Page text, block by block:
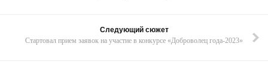
Следующий сюжет
Стартовал прием заявок на участие в конкурсе «Доброволец года-2023»